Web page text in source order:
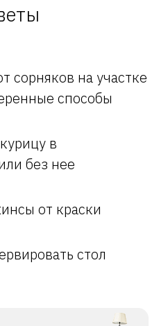
сорняков на участке
способы
в
без нее
от краски
стол